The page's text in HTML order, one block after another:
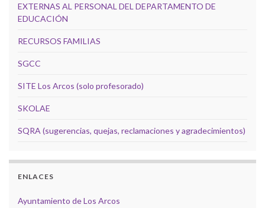
EXTERNAS AL PERSONAL DEL DEPARTAMENTO DE
EDUCACIÓN
RECURSOS FAMILIAS
SGCC
SITE Los Arcos (solo profesorado)
SKOLAE
SQRA (sugerencias, quejas, reclamaciones y agradecimientos)
ENLACES
Ayuntamiento de Los Arcos